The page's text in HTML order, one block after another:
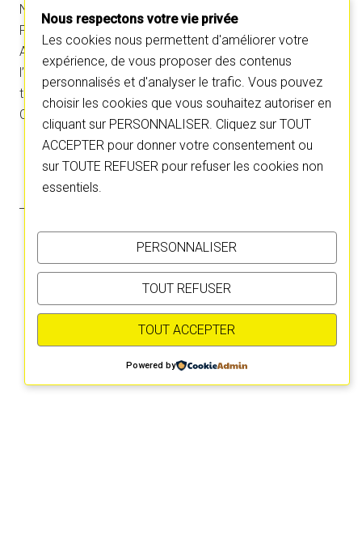
Nord Centre Chorégraphique National Roubaix Hauts-de-
France.
Avec le soutien de la DRAC Hauts-de-France au titre de
l’aide à la structuration, de la Région Hauts-de-France au
titre de l’aide à la création et du Département du Pas-de-
Calais.
Nous respectons votre vie privée
Les cookies nous permettent d'améliorer votre
expérience, de vous proposer des contenus
personnalisés et d'analyser le trafic. Vous pouvez
choisir les cookies que vous souhaitez autoriser en
cliquant sur PERSONNALISER. Cliquez sur TOUT
ACCEPTER pour donner votre consentement ou
sur TOUTE REFUSER pour refuser les cookies non
essentiels.
PERSONNALISER
TOUT REFUSER
TOUT ACCEPTER
Powered by